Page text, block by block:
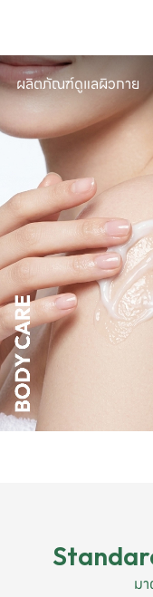
ผลิตภัณฑ์ดูแลผิวกาย
ม